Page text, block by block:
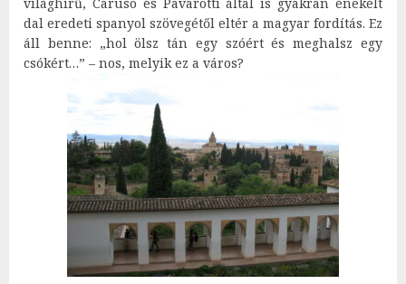
dal eredeti spanyol szövegétől eltér a magyar fordítás. Ez
áll benne: „hol ölsz tán egy szóért és meghalsz egy
csókért…” – nos, melyik ez a város?